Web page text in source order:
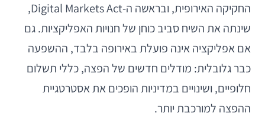
החקיקה האירופית, ובראשה ה-Digital Markets Act,
שינתה את השיח סביב כוחן של חנויות האפליקציות. גם
אם אפליקציה אינה פועלת באירופה בלבד, ההשפעה
כבר גלובלית: מודלים חדשים של הפצה, כללי תשלום
חלופיים, ושינויים במדיניות הופכים את אסטרטגיית
ההפצה למורכבת יותר.